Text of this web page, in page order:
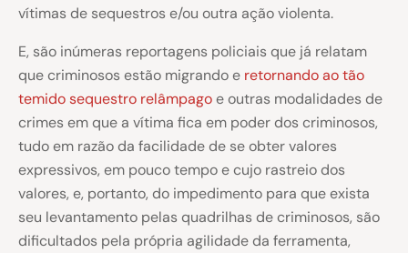
vítimas de sequestros e/ou outra ação violenta.
E, são inúmeras reportagens policiais que já relatam
que criminosos estão migrando e retornando ao tão
temido sequestro relâmpagoe outras modalidades de
crimes em que a vítima fica em poder dos criminosos,
tudo em razão da facilidade de se obter valores
expressivos, em pouco tempo e cujo rastreio dos
valores, e, portanto, do impedimento para que exista
seu levantamento pelas quadrilhas de criminosos, são
dificultados pela própria agilidade da ferramenta,